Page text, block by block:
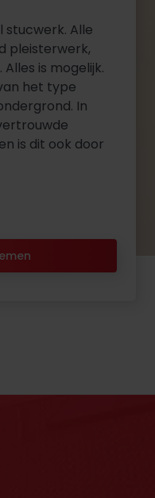
stucwerk. Alle
pleisterwerk,
is mogelijk.
het type
In
is dit ook door